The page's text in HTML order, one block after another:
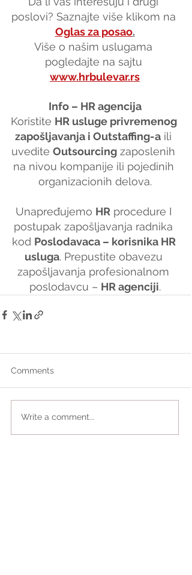
poslovi? Saznajte više klikom na
Oglas za posao.
Više o našim uslugama
pogledajte na sajtu
www.hrbulevar.rs
Info – HR agencija
Koristite HR usluge privremenog
zapošljavanja i Outstaffing-a ili
uvedite Outsourcing zaposlenih
na nivou kompanije ili pojedinih
organizacionih delova.
Unapređujemo HR procedure I
postupak zapošljavanja radnika
kod Poslodavaca – korisnika HR
usluga. Prepustite obavezu
zapošljavanja profesionalnom
poslodavcu – HR agenciji.
Comments
Write a comment...